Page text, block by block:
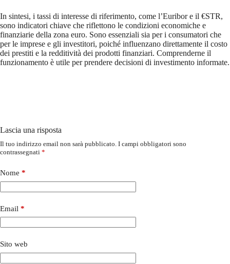
In sintesi, i tassi di interesse di riferimento, come l’Euribor e il €STR,
sono indicatori chiave che riflettono le condizioni economiche e
finanziarie della zona euro. Sono essenziali sia per i consumatori che
per le imprese e gli investitori, poiché influenzano direttamente il costo
dei prestiti e la redditività dei prodotti finanziari. Comprenderne il
funzionamento è utile per prendere decisioni di investimento informate.
Lascia una risposta
Il tuo indirizzo email non sarà pubblicato. I campi obbligatori sono
contrassegnati *
Nome *
Email *
Sito web